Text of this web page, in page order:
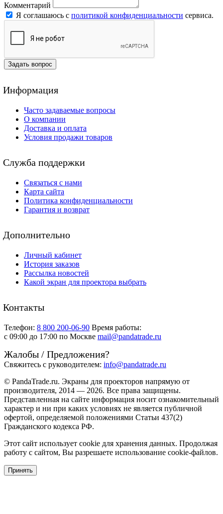
Комментарий
Я соглашаюсь с политикой конфиденциальности сервиса.
Задать вопрос
Информация
Часто задаваемые вопросы
О компании
Доставка и оплата
Условия продажи товаров
Служба поддержки
Связаться с нами
Карта сайта
Политика конфиденциальности
Гарантия и возврат
Дополнительно
Личный кабинет
История заказов
Рассылка новостей
Какой экран для проектора выбрать
Контакты
Телефон: 8 800 200-06-90 Время работы:
c 09:00 до 17:00 по Москве mail@pandatrade.ru
Жалобы / Предложения?
Свяжитесь с руководителем: info@pandatrade.ru
© PandaTrade.ru. Экраны для проекторов напрямую от
производителя, 2014 — 2026. Все права защищены.
Представленная на сайте информация носит ознакомительный
характер и ни при каких условиях не является публичной
офертой, определяемой положениями Статьи 437(2)
Гражданского кодекса РФ.
Этот сайт использует cookie для хранения данных. Продолжая
работу с сайтом, Вы разрешаете использование cookie-файлов.
Принять